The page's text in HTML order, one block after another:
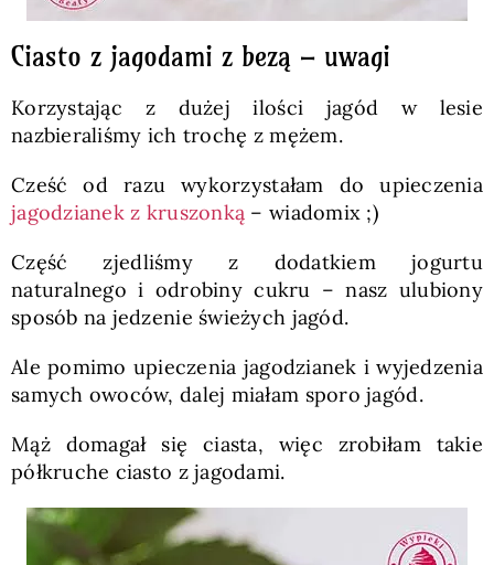
Ciasto z jagodami z bezą – uwagi
Korzystając z dużej ilości jagód w lesie
nazbieraliśmy ich trochę z mężem.
Cześć od razu wykorzystałam do upieczenia
jagodzianek z kruszonką – wiadomix ;)
Część zjedliśmy z dodatkiem jogurtu
naturalnego i odrobiny cukru – nasz ulubiony
sposób na jedzenie świeżych jagód.
Ale pomimo upieczenia jagodzianek i wyjedzenia
samych owoców, dalej miałam sporo jagód.
Mąż domagał się ciasta, więc zrobiłam takie
półkruche ciasto z jagodami.